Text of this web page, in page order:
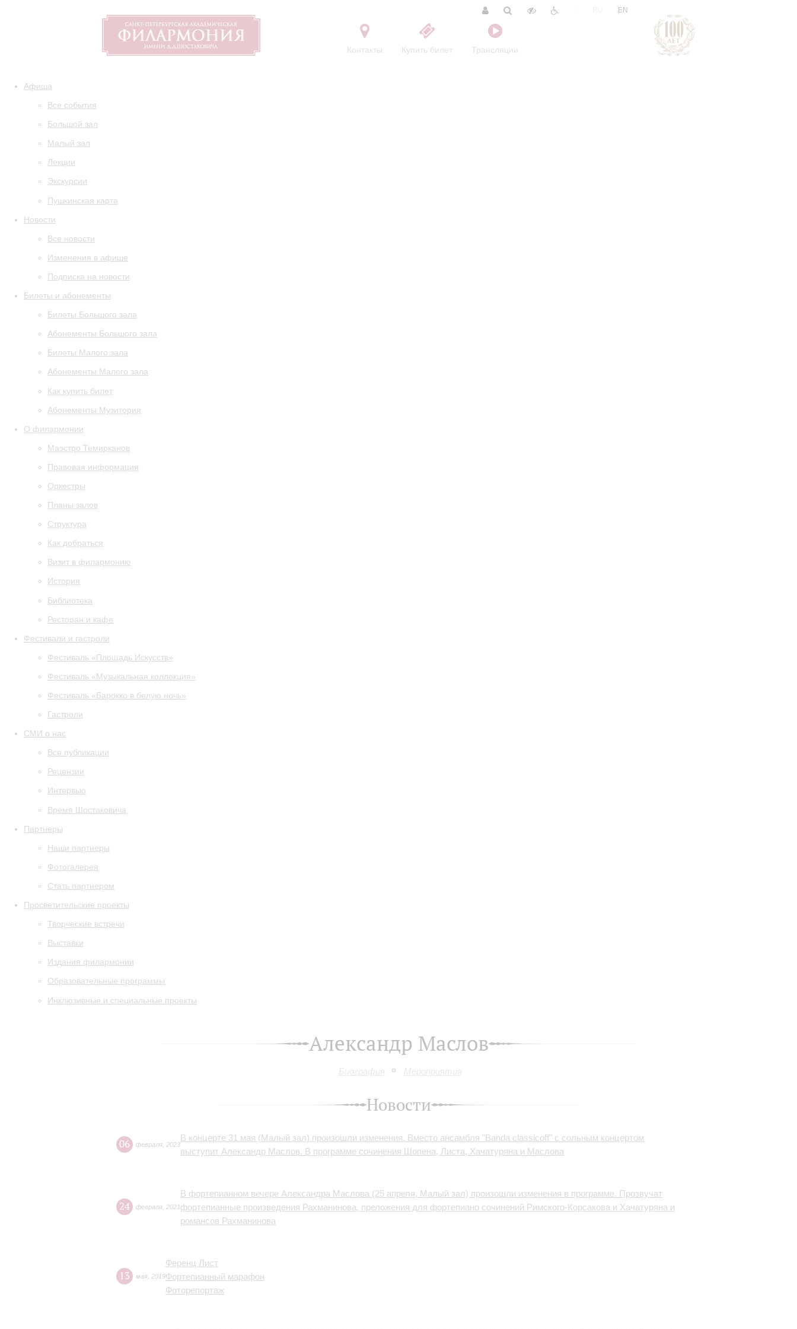
Контакты Купить билет Трансляции
EN
Афиша
Все события
Большой зал
Малый зал
Лекции
Экскурсии
Пушкинская карта
Новости
Все новости
Изменения в афише
Подписка на новости
Билеты и абонементы
Билеты Большого зала
Абонементы Большого зала
Билеты Малого зала
Абонементы Малого зала
Как купить билет
Абонементы Музитория
О филармонии
Маэстро Темирканов
Правовая информация
Оркестры
Планы залов
Структура
Как добраться
Визит в филармонию
История
Библиотека
Ресторан и кафе
Фестивали и гастроли
Фестиваль «Площадь Искусств»
Фестиваль «Музыкальная коллекция»
Фестиваль «Барокко в белую ночь»
Гастроли
СМИ о нас
Все публикации
Рецензии
Интервью
Время Шостаковича
Партнеры
Наши партнеры
Фотогалерея
Стать партнером
Просветительские проекты
Творческие встречи
Выставки
Издания филармонии
Образовательные программы
Инклюзивные и специальные проекты
Александр Маслов
Биография Мероприятия
Новости
06 февраля 2023
В концерте 31 мая (Малый зал) произошли изменения. Вместо ансамбля "Banda сlassicoff" с сольным концертом
выступит Александр Маслов. В программе сочинения Шопена, Листа, Хачатуряна и Маслова
24 февраля 2021
В фортепианном вечере Александра Маслова (25 апреля, Малый зал) произошли изменения в программе. Прозвучат
фортепианные произведения Рахманинова, преложения для фортепиано сочинений Римского-Корсакова и Хачатуряна и
романсов Рахманинова
13 мая 2019
Ференц Лист
Фортепианный марафон
Фоторепортаж